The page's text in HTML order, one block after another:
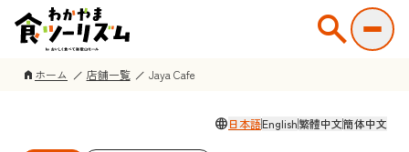
search
home ホーム 店舗一覧 Jaya Cafe
language日本語English繁體中文簡体中文